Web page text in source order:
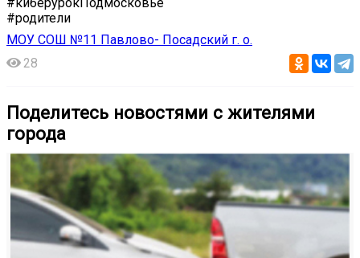
#родители
МОУ СОШ №11 Павлово- Посадский г. о.
28
Поделитесь новостями с жителями
города